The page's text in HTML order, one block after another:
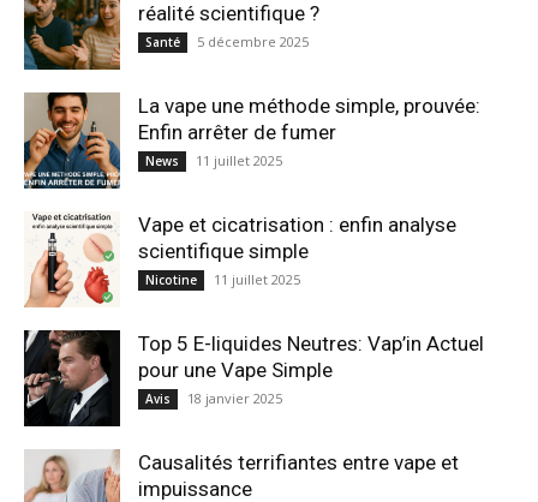
réalité scientifique ?
Santé 5 décembre 2025
La vape une méthode simple, prouvée:
Enfin arrêter de fumer
News 11 juillet 2025
Vape et cicatrisation : enfin analyse
scientifique simple
Nicotine 11 juillet 2025
Top 5 E-liquides Neutres: Vap’in Actuel
pour une Vape Simple
Avis 18 janvier 2025
Causalités terrifiantes entre vape et
impuissance